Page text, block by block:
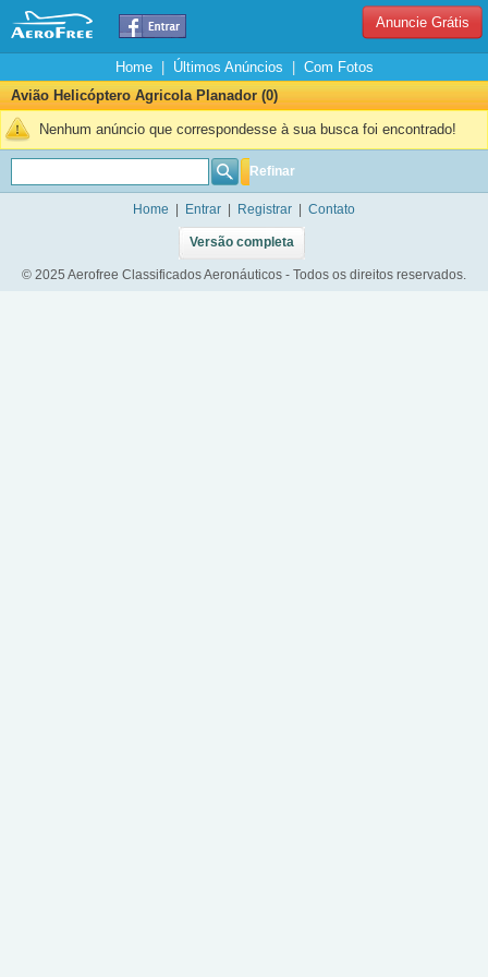
Anuncie Grátis
Home| Últimos Anúncios
Com Fotos
Avião Helicóptero Agricola Planador (0)
Nenhum anúncio que correspondesse à sua busca foi encontrado!
Refinar
Home Entrar Registrar Contato
Versão completa
© 2025 Aerofree Classificados Aeronáuticos - Todos os direitos reservados.